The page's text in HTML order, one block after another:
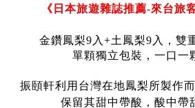
《日本旅遊雜誌推薦-來台旅
金鑽鳳梨9入+土鳳梨9入，雙
單顆獨立包裝，一口一
振頤軒利用台灣在地鳳梨所製作
保留其甜中帶酸，酸中帶